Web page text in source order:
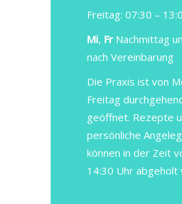
Freitag: 07:30 –
Mi, FrNachmittag
nach Vereinbarung
Die Praxis ist von
Freitag
geöffnet. Rezepte
persönliche
können in der Zeit
14:30 Uhr abgeholt